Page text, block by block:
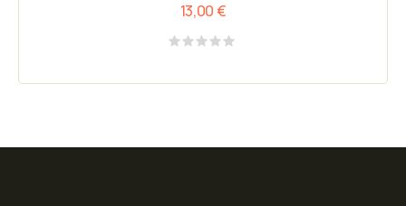
13,00€
out